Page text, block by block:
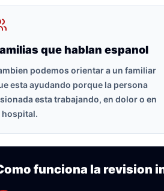
que hablan espanol
podemos orientar a un familiar
esta ayudando porque la persona
esta trabajando, en dolor o en
hospital.
funciona la revision